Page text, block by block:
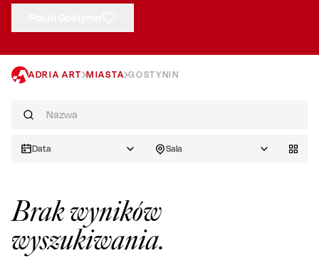
ADRIA ART MIASTA GOSTYNIN
Data Sala
Brak wyników
wyszukiwania.